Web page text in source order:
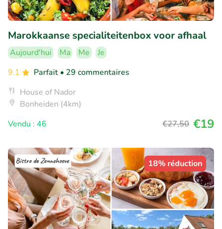
Marokkaanse specialiteitenbox voor afhaal
Aujourd'hui Ma Me
Je
9.1
Parfait • 29 commentaires
House of Nador
Bonheiden (4km)
Vendu : 46
€27,50 €19
18% réduction